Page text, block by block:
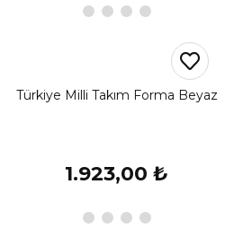
Türkiye Milli Takım Forma Beyaz
1.923,00 ₺